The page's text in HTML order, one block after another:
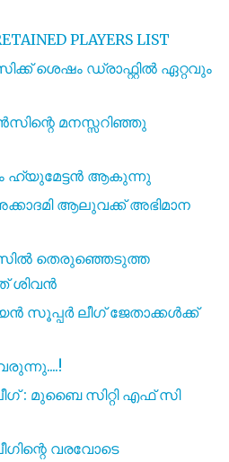
PLAYERS LIST
ശെഷം ഡ്രാഫ്റ്റിൽ ഏറ്റവും
മനസ്സറിഞ്ഞു
ഹ്യുമേട്ടൻ ആകുന്നു
ആലുവക്ക് അഭിമാന
തെരുഞ്ഞെടുത്ത
ശിവൻ
സൂപ്പർ ലീഗ് ജേതാക്കൾക്ക്
: മുബൈ സിറ്റി എഫ് സി
വരവോടെ